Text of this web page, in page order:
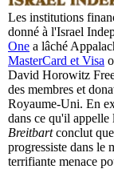
Les institutions
donné à l'Israel
One a lâché
MasterCard et Visa
David Horowitz
des membres et
Royaume-Uni. En
dans ce qu'il
Breitbartconclut
progressiste dans le
terrifiante menace